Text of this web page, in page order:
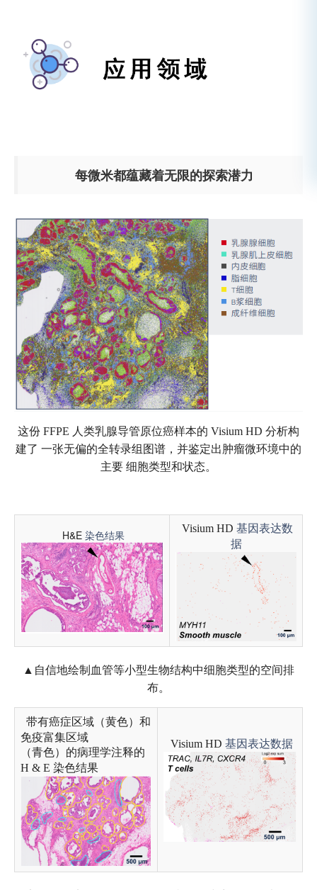
每微米都蕴藏着无限的探索潜力
这份 FFPE 人类乳腺导管原位癌样本的 Visium HD 分析构
建了 一张无偏的全转录组图谱，并鉴定出肿瘤微环境中的
主要 细胞类型和状态。
H&E 染色结果 Visium HD 基因表达数
据
▲自信地绘制血管等小型生物结构中细胞类型的空间排
布。
带有癌症区域（黄色）和
免疫富集区域
（青色）的病理学注释的
H & E 染色结果
Visium HD 基因表达数据